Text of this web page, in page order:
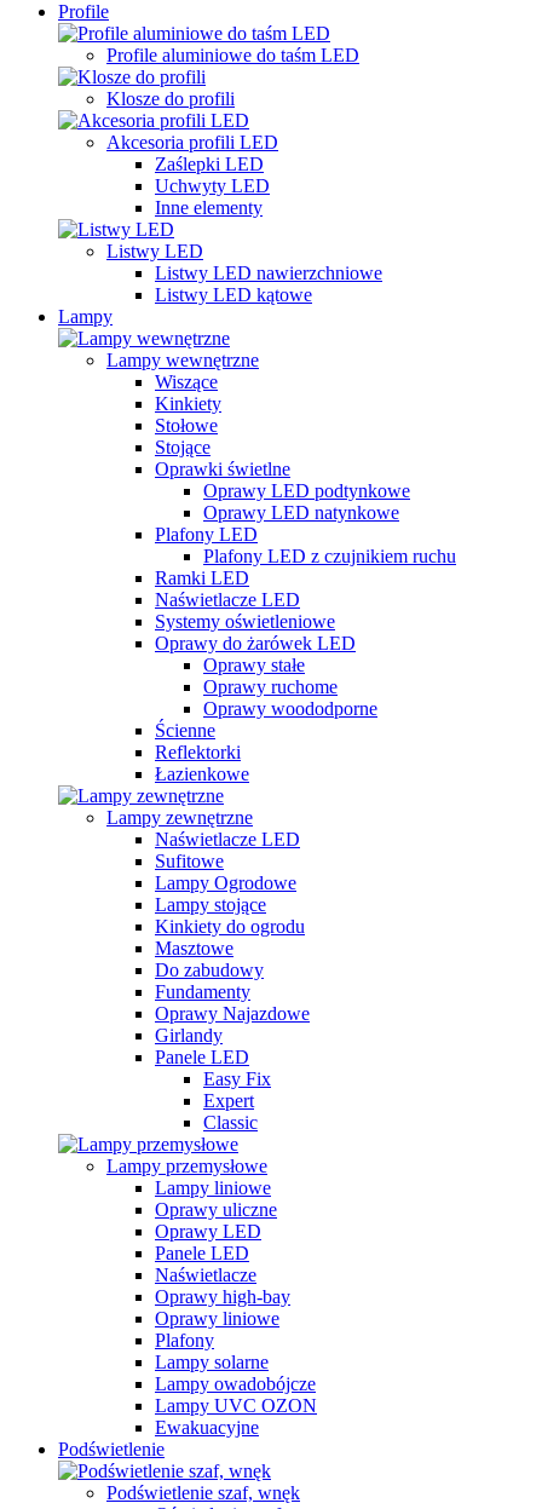
Profile
Profile aluminiowe do taśm LED
Klosze do profili
Akcesoria profili LED
Zaślepki LED
Uchwyty LED
Inne elementy
Listwy LED
Listwy LED nawierzchniowe
Listwy LED kątowe
Lampy
Lampy wewnętrzne
Wiszące
Kinkiety
Stołowe
Stojące
Oprawki świetlne
Oprawy LED podtynkowe
Oprawy LED natynkowe
Plafony LED
Plafony LED z czujnikiem ruchu
Ramki LED
Naświetlacze LED
Systemy oświetleniowe
Oprawy do żarówek LED
Oprawy stałe
Oprawy ruchome
Oprawy woododporne
Ścienne
Reflektorki
Łazienkowe
Lampy zewnętrzne
Naświetlacze LED
Sufitowe
Lampy Ogrodowe
Lampy stojące
Kinkiety do ogrodu
Masztowe
Do zabudowy
Fundamenty
Oprawy Najazdowe
Girlandy
Panele LED
Easy Fix
Expert
Classic
Lampy przemysłowe
Lampy liniowe
Oprawy uliczne
Oprawy LED
Panele LED
Naświetlacze
Oprawy high-bay
Oprawy liniowe
Plafony
Lampy solarne
Lampy owadobójcze
Lampy UVC OZON
Ewakuacyjne
Podświetlenie
Podświetlenie szaf, wnęk